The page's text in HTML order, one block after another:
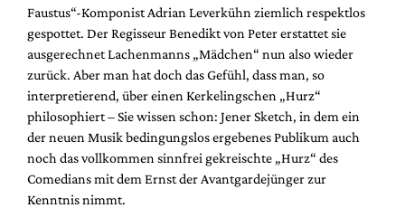
Faustus“-Komponist Adrian Leverkühn ziemlich respektlos
gespottet. Der Regisseur Benedikt von Peter erstattet sie
ausgerechnet Lachenmanns „Mädchen“ nun also wieder
zurück. Aber man hat doch das Gefühl, dass man, so
interpretierend, über einen Kerkelingschen „Hurz“
philosophiert – Sie wissen schon: Jener Sketch, in dem ein
der neuen Musik bedingungslos ergebenes Publikum auch
noch das vollkommen sinnfrei gekreischte „Hurz“ des
Comedians mit dem Ernst der Avantgardejünger zur
Kenntnis nimmt.